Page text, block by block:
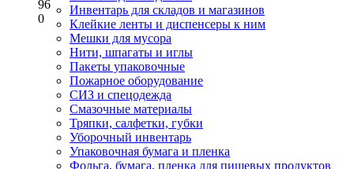
96
0
Инвентарь для складов и магазинов
Клейкие ленты и диспенсеры к ним
Мешки для мусора
Нити, шпагаты и иглы
Пакеты упаковочные
Пожарное оборудование
СИЗ и спецодежда
Смазочные материалы
Тряпки, салфетки, губки
Уборочный инвентарь
Упаковочная бумага и пленка
Фольга, бумага, пленка для пищевых продуктов